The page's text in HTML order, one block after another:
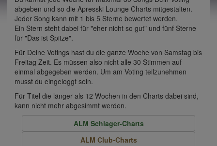
abgeben und so die Apresski Lounge Charts mitgestalten.
Jeder Song kann mit 1 bis 5 Sterne bewertet werden.
Ein Stern steht dabei für "eher nicht so gut" und fünf Sterne
für "Das ist Spitze".
Für Deine Votings hast du die ganze Woche von Samstag bis
Freitag Zeit. Es müssen also nicht alle 30 Stimmen auf
einmal abgegeben werden. Um am Voting teilzunehmen
musst du eingeloggt sein.
Für Titel die länger als 12 Wochen in den Charts dabei sind,
kann nicht mehr abgesimmt werden.
ALM Schlager-Charts
ALM Club-Charts